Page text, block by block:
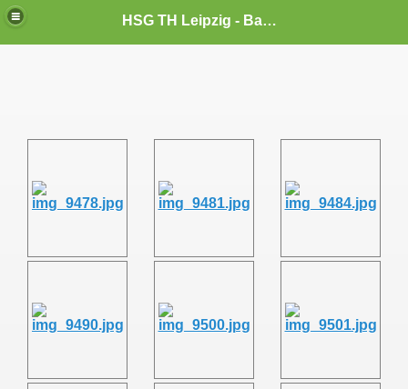
HSG TH Leipzig - Badminton